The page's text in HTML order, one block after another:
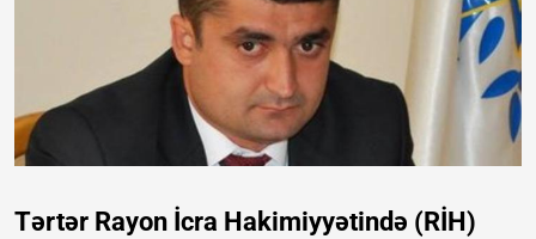
Tərtər Rayon İcra Hakimiyyətində (RİH)